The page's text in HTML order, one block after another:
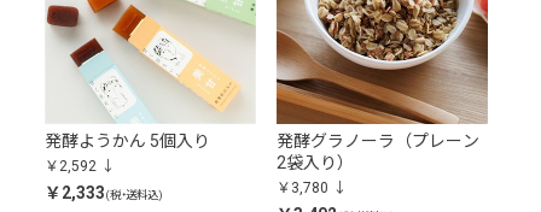
発酵ようかん 5個入り
￥2,592
￥2,333(税・送料込)
発酵グラノーラ（プレーン
2袋入り）
￥3,780